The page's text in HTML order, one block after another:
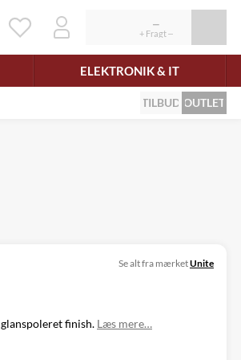
ELEKTRONIK & IT
TILBUD OUTLET
Se alt fra mærketUnite
finish. Læs mere…